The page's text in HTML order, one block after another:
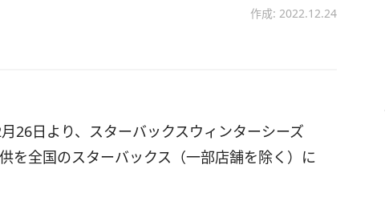
作成: 2022.12.24
26日より、スターバックスウィンターシーズ
を全国のスターバックス（一部店舗を除く）に